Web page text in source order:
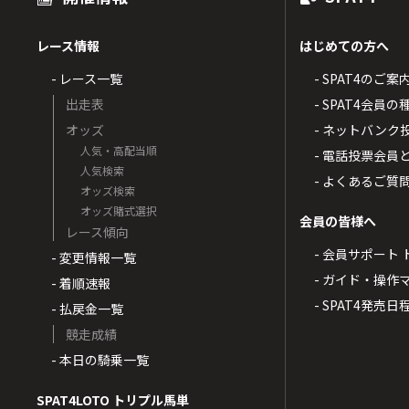
レース情報
- レース一覧
出走表
オッズ
人気・高配当順
人気検索
オッズ検索
オッズ賭式選択
レース傾向
- 変更情報一覧
- 着順速報
- 払戻金一覧
競走成績
- 本日の騎乗一覧
SPAT4LOTO トリプル馬単
はじめての方へ
- SPAT4のご案
- SPAT4会員の
- ネットバンク
- 電話投票会員
- よくあるご質
会員の皆様へ
- 会員サポート
- ガイド・操作
- SPAT4発売日